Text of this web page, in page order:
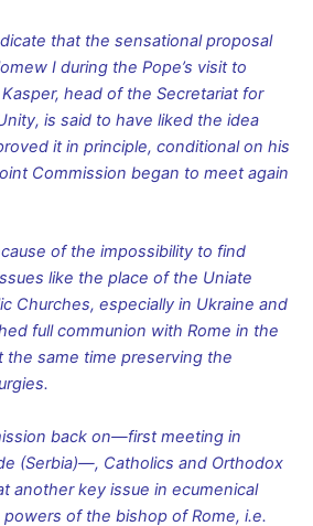
that the sensational proposal
I during the Pope’s visit to
head of the Secretariat for
is said to have liked the idea
it in principle, conditional on his
Commission began to meet again
of the impossibility to find
like the place of the Uniate
Churches, especially in Ukraine and
full communion with Rome in the
the same time preserving the
back on—first meeting in
(Serbia)—, Catholics and Orthodox
another key issue in ecumenical
of the bishop of Rome, i.e.